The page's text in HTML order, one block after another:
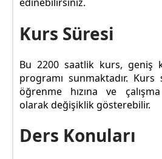
Kurs Süresi
Bu 2200 saatlik kurs, geniş
programı sunmaktadır. Kurs
öğrenme hızına ve
olarak değişiklik gösterebilir.
Ders Konuları